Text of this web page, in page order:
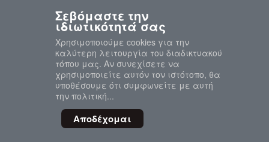
απορρήτου
προσωπικών
© 2020-2026 MarketMoney.GR
Σεβόμαστε την
ιδιωτικότητά σας
Χρησιμοποιούμε cookies για την
καλύτερη λειτουργία του διαδικτυακού
τόπου μας. Αν συνεχίσετε να
χρησιμοποιείτε αυτόν τον ιστότοπο, θα
υποθέσουμε ότι συμφωνείτε με αυτή
την πολιτική...
Αποδέχομαι